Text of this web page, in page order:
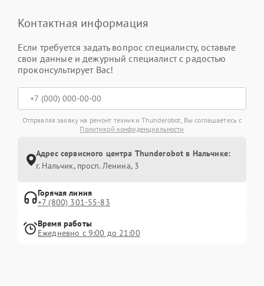
Контактная информация
Если требуется задать вопрос специалисту, оставьте
свои данные и дежурный специалист с радостью
проконсультирует Вас!
Отправляя заявку на ремонт техники Thunderobot, Вы соглашаетесь с
Политикой конфиденциальности
Адрес сервисного центра Thunderobot в Нальчике:
г. Нальчик, просп. Ленина, 3
Горячая линия
+7 (800) 301-55-83
Время работы
Ежедневно с 9:00 до 21:00